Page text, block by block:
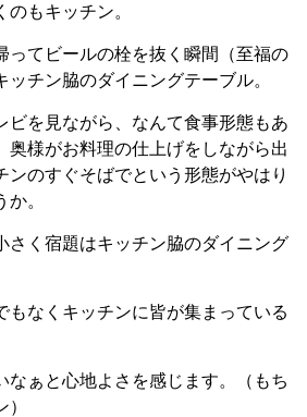
もキッチン。
ってビールの栓を抜く瞬間（至福の
チン脇のダイニングテーブル。
ビを見ながら、なんて食事形態もあ
奥様がお料理の仕上げをしながら出
ンのすぐそばでという形態がやはり
。
さく宿題はキッチン脇のダイニング
もなくキッチンに皆が集まっている
なぁと心地よさを感じます。（もち